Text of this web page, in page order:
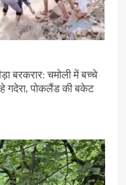
बरकरार: चमोली में बच्चे
गदेरा, पोकलैंड की बकेट